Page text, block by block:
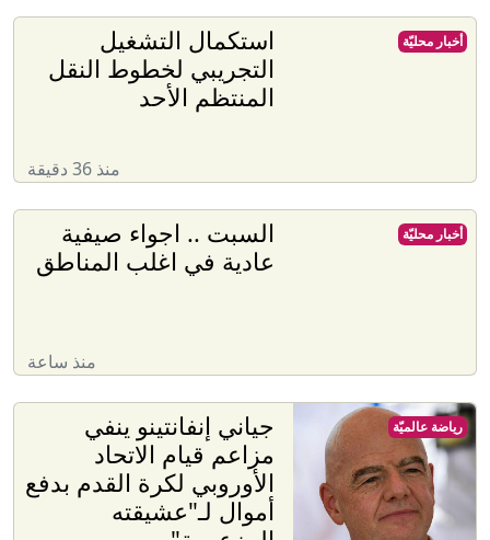
استكمال التشغيل
التجريبي لخطوط النقل
المنتظم الأحد
منذ 36 دقيقة
أخبار محليّة
السبت .. اجواء صيفية
عادية في اغلب المناطق
منذ ساعة
أخبار محليّة
جياني إنفانتينو ينفي
مزاعم قيام الاتحاد
الأوروبي لكرة القدم بدفع
أموال لـ"عشيقته
رياضة عالميّة